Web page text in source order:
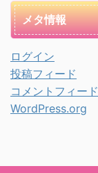
メタ情報
ログイン
投稿フィード
コメントフィード
WordPress.org